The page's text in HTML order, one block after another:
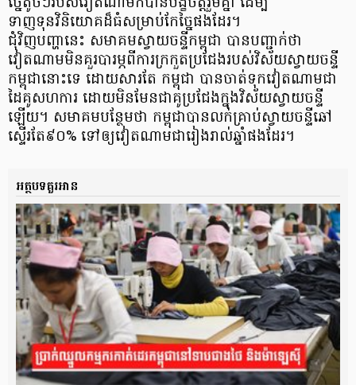
ទាញទុនវិនិយោគដ៏ធំសម្រាប់កែច្នៃផងដែរ។
ជុំវិញបញ្ហានេះ សមាគមស្វាយចន្ទីកម្ពុជា បានបញ្ជាក់ថា
វៀតណាមមិនគួរបារម្ភពីការក្រកួតប្រជែងរបស់វិស័យស្វាយចន្ទី
កម្ពុជានោះទេ ដោយសារតែ កម្ពុជា បានចាត់ទុកវៀតណាមជា
ដៃគូសហការ ដោយមិនមែនជាគូប្រជែងក្នុងវិស័យស្វាយចន្ទី
ឡើយ។ សមាគមបន្ថែមថា កម្ពុជាបានលក់គ្រាប់ស្វាយចន្ទីឆៅ
ស្ទើរតែ៩០% ទៅឲ្យវៀតណាមជារៀងរាល់ឆ្នាំផងដែរ។
អត្ថបទគួរអាន